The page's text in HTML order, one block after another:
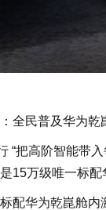
全民普及华为乾
“把高阶智能带
15万级唯一标配
配华为乾崑舱